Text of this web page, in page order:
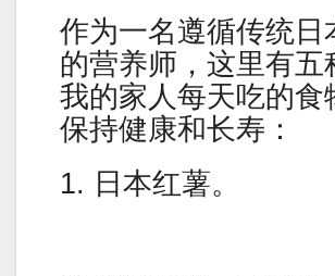
作为一名遵循传统日
的营养师，这里有五
我的家人每天吃的食
保持健康和长寿：
1. 日本红薯。